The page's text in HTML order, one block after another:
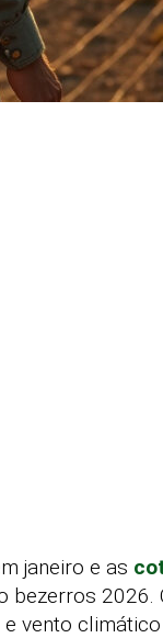
janeiro e as
bezerros
vento